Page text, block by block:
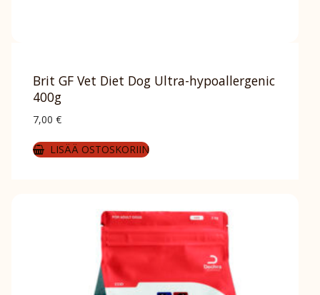
Brit GF Vet Diet Dog Ultra-hypoallergenic
400g
7,00 €
LISÄÄ OSTOSKORIIN